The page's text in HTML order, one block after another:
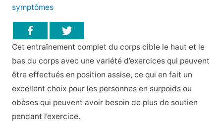
symptômes
Cet entraînement complet du corps cible le haut et le
bas du corps avec une variété d’exercices qui peuvent
être effectués en position assise, ce qui en fait un
excellent choix pour les personnes en surpoids ou
obèses qui peuvent avoir besoin de plus de soutien
pendant l’exercice.